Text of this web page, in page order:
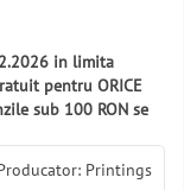
in limita
pentru ORICE
sub 100 RON se
Printings